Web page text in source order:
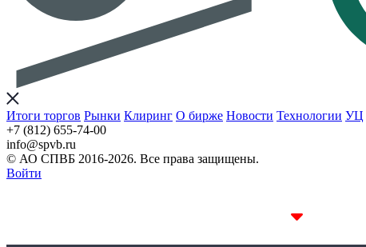
Итоги торгов Рынки Клиринг О бирже Новости Технологии УЦ
+7 (812) 655-74-00
info@spvb.ru
© АО СПВБ 2016-2026. Все права защищены.
Войти
1D 14.11%